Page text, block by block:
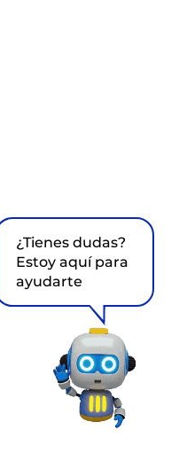
¿Tienes dudas?
Estoy aquí para
ayudarte